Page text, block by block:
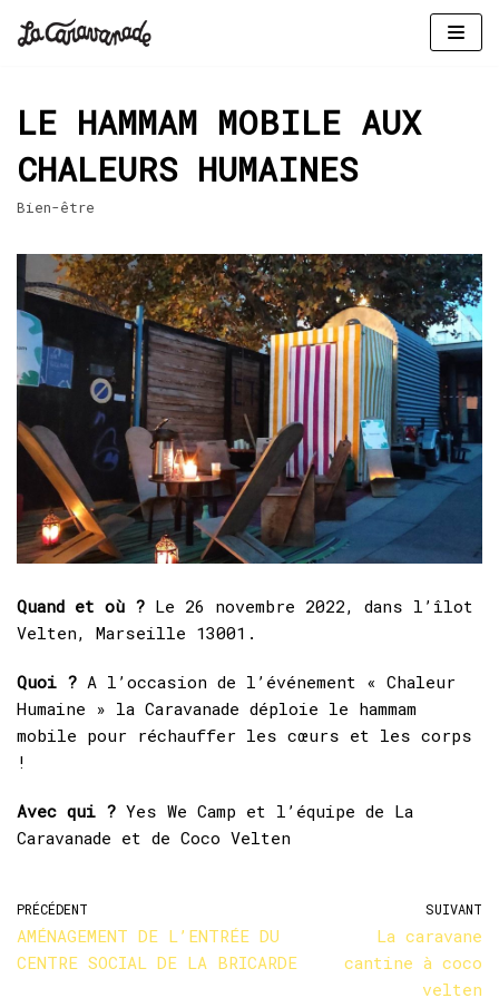
contenu
LE HAMMAM MOBILE AUX
CHALEURS HUMAINES
Bien-être
Quand et où ? Le 26 novembre 2022, dans l’îlot
Velten, Marseille 13001.
Quoi ? A l’occasion de l’événement « Chaleur
Humaine » la Caravanade déploie le hammam
mobile pour réchauffer les cœurs et les corps
!
Avec qui ? Yes We Camp et l’équipe de La
Caravanade et de Coco Velten
PRÉCÉDENT
AMÉNAGEMENT DE L’ENTRÉE DU
CENTRE SOCIAL DE LA BRICARDE
SUIVANT
La caravane
cantine à coco
velten